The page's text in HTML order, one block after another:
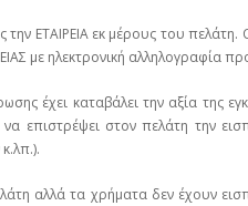
ΕΤΑΙΡΕΙΑ εκ μέρους του
με ηλεκτρονική αλληλογραφία
καταβάλει την αξία της
επιστρέψει στον πελάτη την
αλλά τα χρήματα δεν έχουν